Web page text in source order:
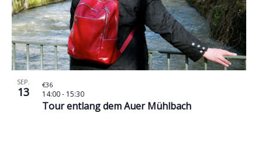
SEP.
13
Tour entlang dem Auer Mühlbach
14:00- 15:30
€36